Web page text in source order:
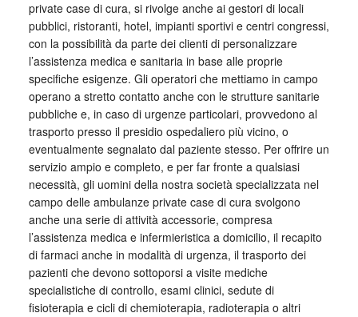
private case di cura, si rivolge anche ai gestori di locali
pubblici, ristoranti, hotel, impianti sportivi e centri congressi,
con la possibilità da parte dei clienti di personalizzare
l’assistenza medica e sanitaria in base alle proprie
specifiche esigenze. Gli operatori che mettiamo in campo
operano a stretto contatto anche con le strutture sanitarie
pubbliche e, in caso di urgenze particolari, provvedono al
trasporto presso il presidio ospedaliero più vicino, o
eventualmente segnalato dal paziente stesso. Per offrire un
servizio ampio e completo, e per far fronte a qualsiasi
necessità, gli uomini della nostra società specializzata nel
campo delle ambulanze private case di cura svolgono
anche una serie di attività accessorie, compresa
l’assistenza medica e infermieristica a domicilio, il recapito
di farmaci anche in modalità di urgenza, il trasporto dei
pazienti che devono sottoporsi a visite mediche
specialistiche di controllo, esami clinici, sedute di
fisioterapia e cicli di chemioterapia, radioterapia o altri